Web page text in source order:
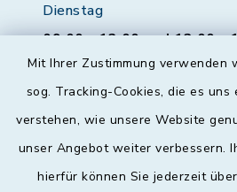
Mit Ihrer Zustimmung verwenden
sog. Tracking-Cookies, die es uns
verstehen, wie unsere Website
unser Angebot weiter verbessern.
hierfür können Sie jederzeit
Dienstag
09:00 - 12:00 und 13:00 -
Donnerstag
09:00 - 12:00 und 13:00 -